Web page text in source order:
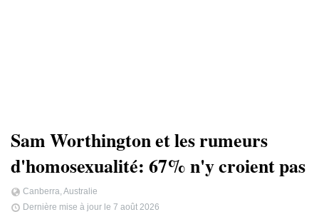
Sam Worthington et les rumeurs
d'homosexualité: 67% n'y croient pas
Canberra, Australie
Dernière mise à jour le 7 août 2026